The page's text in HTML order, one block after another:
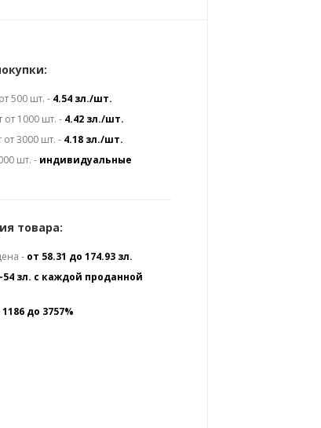
500 шт. - 4.54 зл./шт.
от 1000 шт. - 4.42 зл./шт.
3000 шт. - 4.18 зл./шт.
шт. - индивидуальные
товара:
- от 58.31 до 174.93 зл.
зл. с каждой проданной
1186 до 3757%